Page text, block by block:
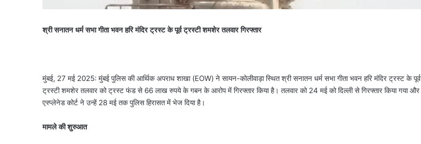
श्री सनातन धर्म सभा गीता भवन हरि मंदिर ट्रस्ट के पूर्व ट्रस्टी शमशेर तलवार गिरफ्तार
मुंबई, 27 मई 2025: मुंबई पुलिस की आर्थिक अपराध शाखा (EOW) ने सायन-कोलीवाड़ा स्थित श्री सनातन धर्म सभा गीता भवन हरि मंदिर ट्रस्ट के पूर्व
ट्रस्टी शमशेर तलवार को ट्रस्ट फंड से 66 लाख रुपये के गबन के आरोप में गिरफ्तार किया है। तलवार को 24 मई को दिल्ली से गिरफ्तार किया गया और
एस्प्लेनेड कोर्ट ने उन्हें 28 मई तक पुलिस हिरासत में भेज दिया है।
मामले की शुरुआत